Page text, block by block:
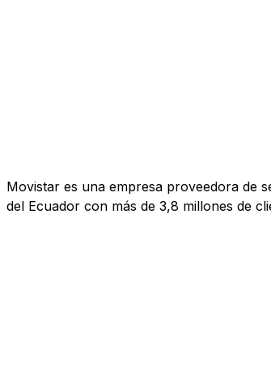
Movistar es una empresa proveedora de
del Ecuador con más de 3,8 millones de